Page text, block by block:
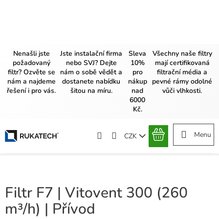
Nenašli jste
požadovaný
filtr? Ozvěte se
nám a najdeme
řešení i pro vás.
Jste instalační firma
nebo SVJ? Dejte
nám o sobě vědět a
dostanete nabídku
šitou na míru.
Sleva
10%
pro
nákup
nad
6000
Kč.
Všechny naše filtry
mají certifikovaná
filtrační média a
pevné rámy odolné
vůči vlhkosti.
CZK
NÁKUPNÍ
Filtr F7 | Vitovent 300 (260
m³/h) | Přívod